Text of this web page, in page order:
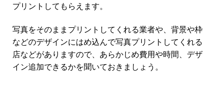
プリントしてもらえます。
写真をそのままプリントしてくれる業者や、背景や枠
などのデザインにはめ込んで写真プリントしてくれる
店などがありますので、あらかじめ費用や時間、デザ
イン追加できるかを聞いておきましょう。